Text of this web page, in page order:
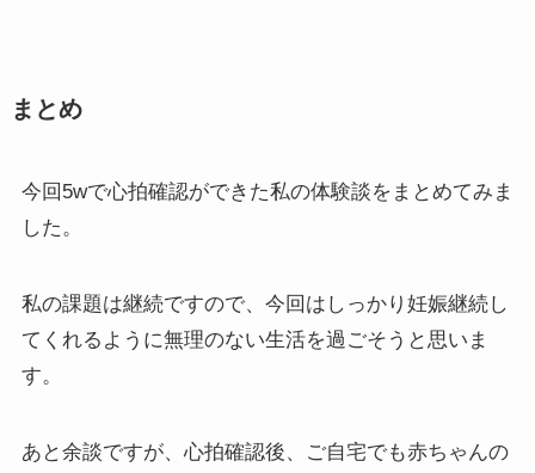
まとめ
今回5wで心拍確認ができた私の体験談をまとめてみま
した。
私の課題は継続ですので、今回はしっかり妊娠継続し
てくれるように無理のない生活を過ごそうと思いま
す。
あと余談ですが、心拍確認後、ご自宅でも赤ちゃんの